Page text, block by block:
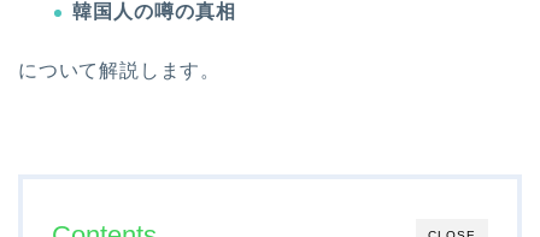
韓国人の噂の真相
について解説します。